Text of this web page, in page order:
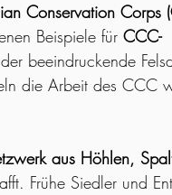
Conservation Corps
Beispiele für CCC-
beeindruckende
die Arbeit des CCC
aus Höhlen,
Frühe Siedler und